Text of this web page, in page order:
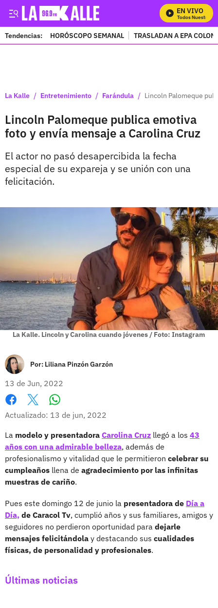
EN VIVO
Mira Todos Nuestros
Tendencias: HORÓSCOPO SEMANAL TRASLADAN A EPA
La Kalle / Entretenimiento / Farándula / Lincoln Palomeque
Lincoln Palomeque publica emotiva
foto y envía mensaje a Carolina Cruz
El actor no pasó desapercibida la fecha
especial de su expareja y se unión con una
felicitación.
La Kalle. Lincoln y Carolina cuando jóvenes / Foto: Instagram
Por: Liliana Pinzón Garzón
13 de Jun, 2022
Facebook
X
Actualizado: 13 de jun, 2022
La modelo y presentadora Carolina Cruz llegó a los 43
años con una admirable belleza, además de
profesionalismo y vitalidad que le permitieron celebrar su
cumpleaños llena de agradecimiento por las infinitas
muestras de cariño.
Pues este domingo 12 de junio la presentadora de Día a
Día, de Caracol Tv, cumplió años y sus familiares, amigos y
seguidores no perdieron oportunidad para dejarle
mensajes felicitándola y destacando sus cualidades
físicas, de personalidad y profesionales.
Últimas noticias